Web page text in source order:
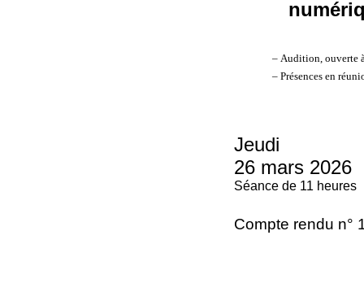
– Audition, ouverte
– Présences en
Jeudi
26 mars 2026
Séance de 11 heures
Compte rendu n°